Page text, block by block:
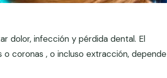
dolor, infección y pérdida dental. El
coronas , o incluso extracción, depende